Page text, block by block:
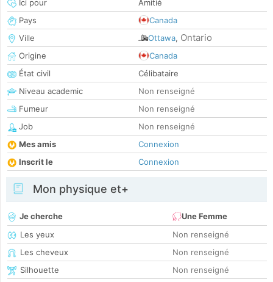
Ici pour
Amitié
Pays
Canada
Ville
Ottawa, Ontario
Origine
Canada
État civil
Célibataire
Niveau academic
Non renseigné
Fumeur
Non renseigné
Job
Non renseigné
Mes amis
Connexion
Inscrit le
Connexion
Mon physique et+
Je cherche
Une Femme
Les yeux
Non renseigné
Les cheveux
Non renseigné
Silhouette
Non renseigné